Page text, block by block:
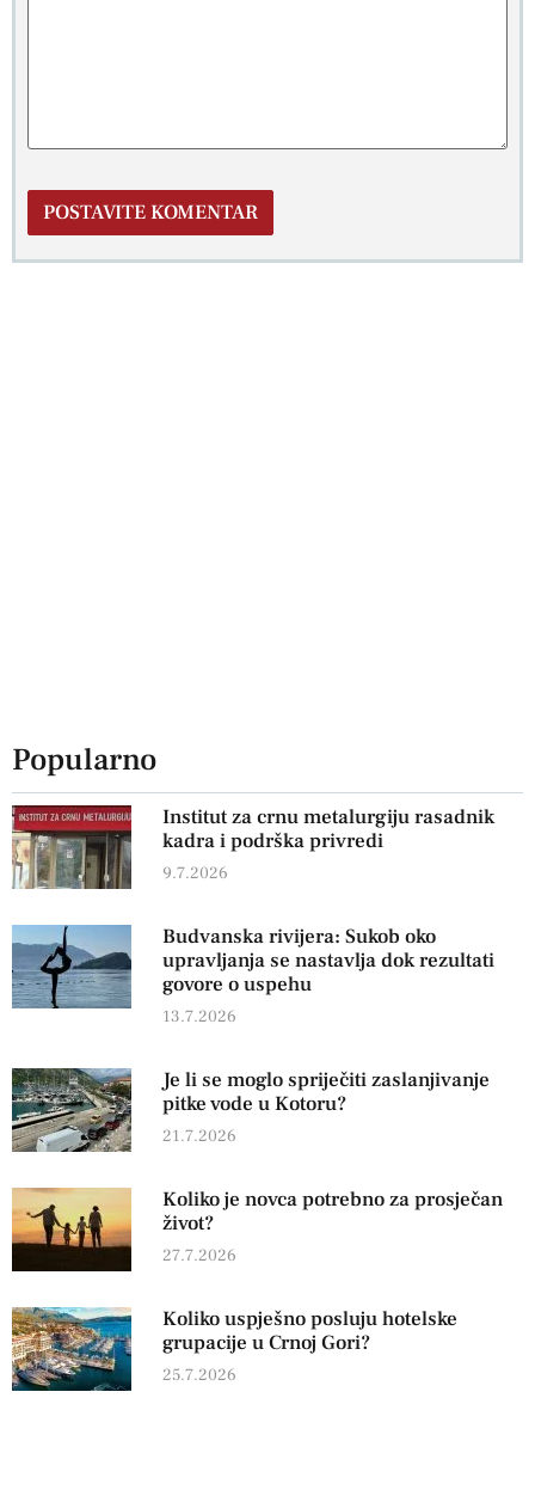
Popularno
Institut za crnu metalurgiju rasadnik
kadra i podrška privredi
9.7.2026
Budvanska rivijera: Sukob oko
upravljanja se nastavlja dok rezultati
govore o uspehu
13.7.2026
Je li se moglo spriječiti zaslanjivanje
pitke vode u Kotoru?
21.7.2026
Koliko je novca potrebno za prosječan
život?
27.7.2026
Koliko uspješno posluju hotelske
grupacije u Crnoj Gori?
25.7.2026